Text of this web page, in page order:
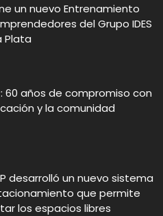
un nuevo Entrenamiento
del Grupo IDES
Plata
60 años de compromiso con
y la comunidad
desarrolló un nuevo sistema
que permite
los espacios libres